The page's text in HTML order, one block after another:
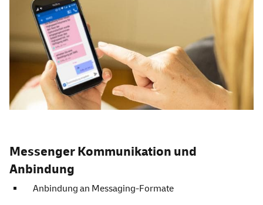
Messenger Kommunikation und
Anbindung
Anbindung an Messaging-Formate